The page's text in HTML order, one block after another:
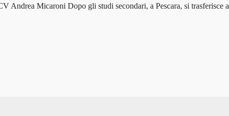
Andrea Micaroni Dopo gli studi secondari, a Pescara, si trasferisce a